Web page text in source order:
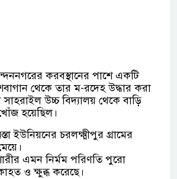
করবস্থানের পাশে একটি
থেকে তার ম-রদেহ উদ্ধার করা
উচ্চ বিদ্যালয় থেকে বাড়ি
হয়েছিল।
ইউনিয়নের চরলক্ষ্মীপুর গ্রামের
এমন নির্মম পরিণতি পুরো
ও ক্ষুব্ধ করেছে।